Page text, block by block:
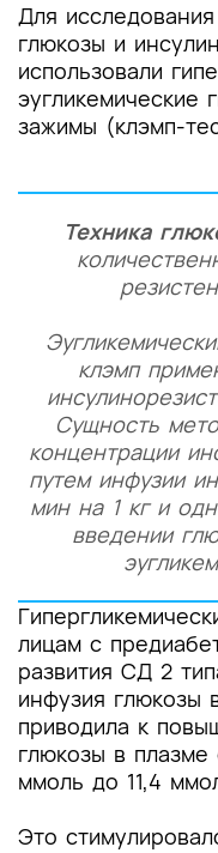
Для
глюкозы и
использовали
эугликемические
зажимы (клэмп-
Техника
клэмп
Сущность
концентрации
путем инфузии
мин на 1 кг и
введении
лицам с
развития СД 2
инфузия глюкозы
приводила к
глюкозы в
ммоль до 11,4
Это